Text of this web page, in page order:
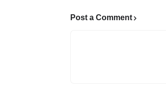
Post a Comment